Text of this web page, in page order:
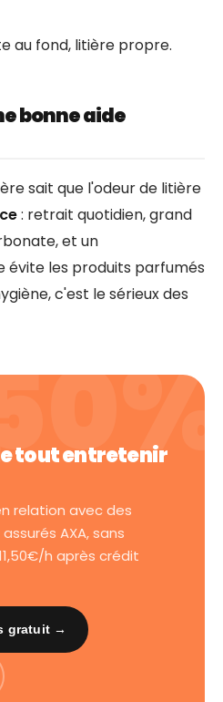
au fond, litière propre.
bonne aide
sait que l'odeur de litière
: retrait quotidien, grand
et un
évite les produits parfumés
c'est le sérieux des
tout entretenir
relation avec des
AXA, sans
h après crédit
gratuit →